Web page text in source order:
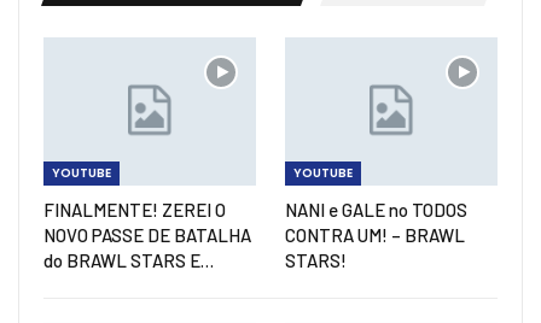
YOUTUBE
FINALMENTE! ZEREI O
NOVO PASSE DE BATALHA
do BRAWL STARS E…
YOUTUBE
NANI e GALE no TODOS
CONTRA UM! – BRAWL
STARS!